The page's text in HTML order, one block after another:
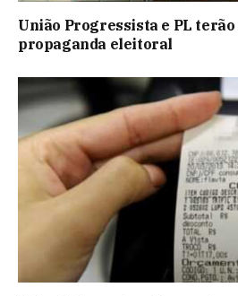
União Progressista e PL
propaganda eleitoral